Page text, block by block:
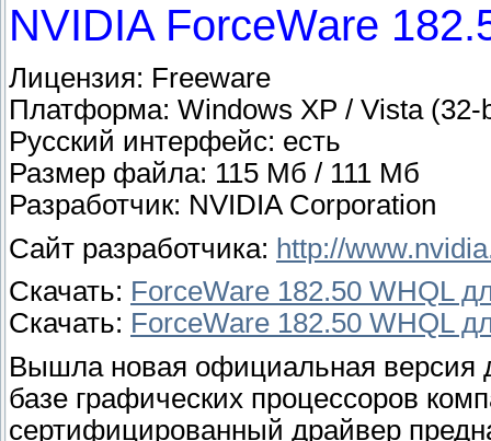
NVIDIA ForceWare
Лицензия: Freeware
Платформа: Windows XP / Vista (32-
Русский интерфейс: есть
Размер файла: 115 Мб / 111 Мб
Разработчик: NVIDIA Corporation
Сайт разработчика: http://
Скачать: ForceWare 182.50 WHQL
Скачать: ForceWare 182.50 WHQL
Вышла новая официальная версия
базе графических процессоров
сертифицированный драйвер